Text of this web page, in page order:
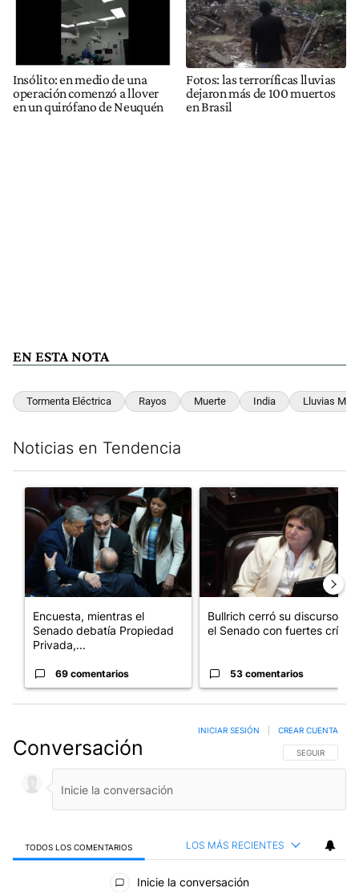
Insólito: en medio de una
operación comenzó a llover
en un quirófano de Neuquén
Fotos: las terroríficas lluvias
dejaron más de 100 muertos
en Brasil
EN ESTA NOTA
Tormenta Eléctrica Rayos Muerte India Lluvias
Noticias en Tendencia
Un artículo de tendencia con el título "Encuesta, mientras el
Encuesta, mientras el
Senado debatía Propiedad
Privada,...
69 comentarios
Un artículo de tendencia
Bullrich cerró su discurso en
el Senado con fuertes crí...
53 comentarios
Conversación SIGA ESTA
SEGUIR
INICIAR SESIÓN CREAR CUENTA
TODOS LOS COMENTARIOS LOS MÁS RECIENTES
Todos los comentarios
Inicie la conversación